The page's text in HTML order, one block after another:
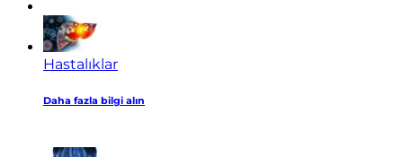
Hastalıklar
Daha fazla bilgi alın